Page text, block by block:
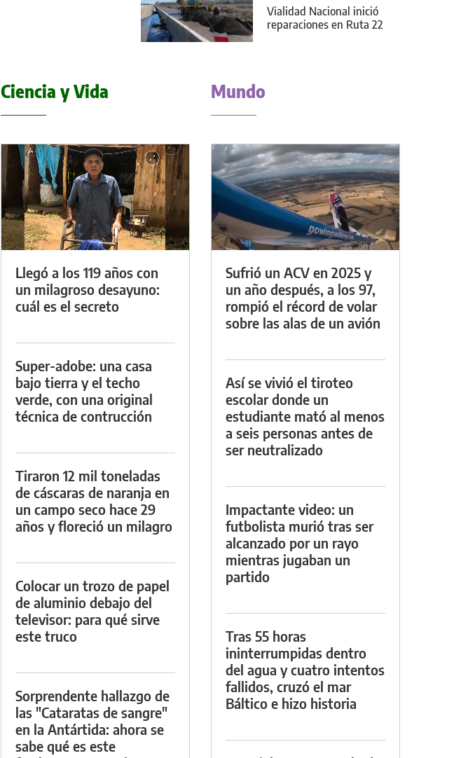
Vialidad Nacional inició
reparaciones en Ruta 22
Ciencia y Vida
Llegó a los 119 años con
un milagroso desayuno:
cuál es el secreto
Super-adobe: una casa
bajo tierra y el techo
verde, con una original
técnica de contrucción
Tiraron 12 mil toneladas
de cáscaras de naranja en
un campo seco hace 29
años y floreció un milagro
Colocar un trozo de papel
de aluminio debajo del
televisor: para qué sirve
este truco
Sorprendente hallazgo de
las "Cataratas de sangre"
en la Antártida: ahora se
sabe qué es este
Mundo
Sufrió un ACV en 2025 y
un año después, a los 97,
rompió el récord de volar
sobre las alas de un avión
Así se vivió el tiroteo
escolar donde un
estudiante mató al menos
a seis personas antes de
ser neutralizado
Impactante video: un
futbolista murió tras ser
alcanzado por un rayo
mientras jugaban un
partido
Tras 55 horas
ininterrumpidas dentro
del agua y cuatro intentos
fallidos, cruzó el mar
Báltico e hizo historia